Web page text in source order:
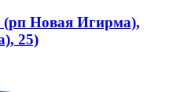
(рп Новая Игирма),
25)